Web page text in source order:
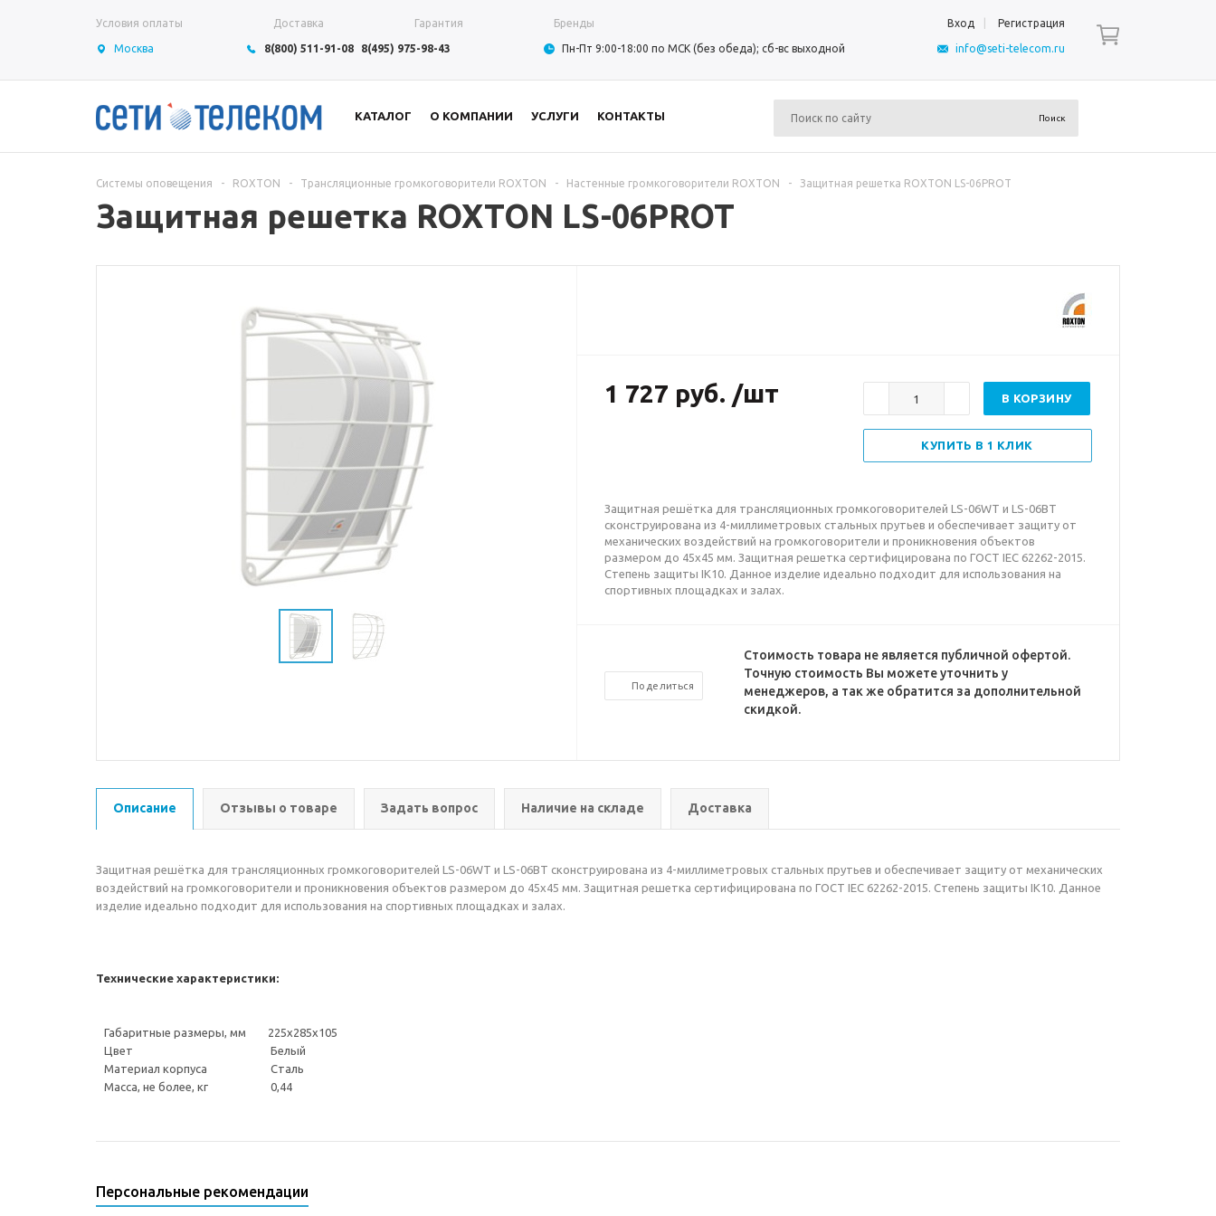
Условия оплаты Доставка Гарантия Бренды Вход Регистрация
Москва 8(800) 511-91-08 8(495) 975-98-43 Пн-Пт 9:00-18:00 по МСК (без обеда); сб-вс выходной info@seti-telecom.ru
КАТАЛОГ О КОМПАНИИ УСЛУГИ КОНТАКТЫ
Системы оповещения - ROXTON - Трансляционные громкоговорители ROXTON - Настенные громкоговорители ROXTON - Защитная решетка ROXTON LS-06PROT
Защитная решетка ROXTON LS-06PROT
1 727 руб. /шт В КОРЗИНУ
КУПИТЬ В 1 КЛИК
Защитная решётка для трансляционных громкоговорителей LS-06WT и LS-06BT
сконструирована из 4-миллиметровых стальных прутьев и обеспечивает защиту от
механических воздействий на громкоговорители и проникновения объектов
размером до 45х45 мм. Защитная решетка сертифицирована по ГОСТ IEC 62262-2015.
Степень защиты IK10. Данное изделие идеально подходит для использования на
спортивных площадках и залах.
Поделиться
Стоимость товара не является публичной офертой.
Точную стоимость Вы можете уточнить у
менеджеров, а так же обратится за дополнительной
скидкой.
Описание Отзывы о товаре Задать вопрос Наличие на складе Доставка
Защитная решётка для трансляционных громкоговорителей LS-06WT и LS-06BT сконструирована из 4-миллиметровых стальных прутьев и обеспечивает защиту от механических
воздействий на громкоговорители и проникновения объектов размером до 45х45 мм. Защитная решетка сертифицирована по ГОСТ IEC 62262-2015. Степень защиты IK10. Данное
изделие идеально подходит для использования на спортивных площадках и залах.
Технические характеристики:
Габаритные размеры, мм 225х285х105
Цвет
Белый
Материал корпуса
Сталь
Масса, не более, кг
0,44
Персональные рекомендации